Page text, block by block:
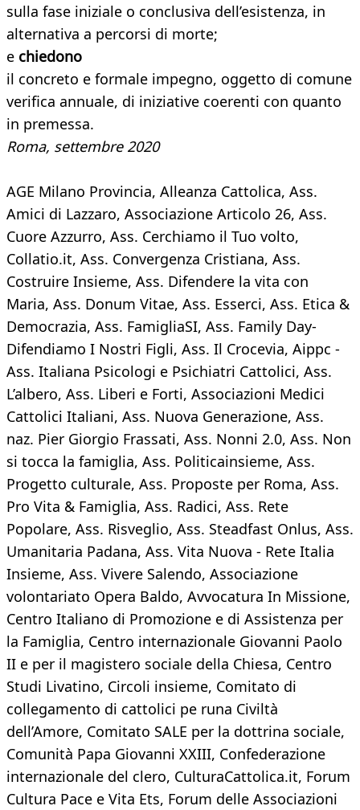
sulla fase iniziale o conclusiva dell’esistenza, in
alternativa a percorsi di morte;
e chiedono
il concreto e formale impegno, oggetto di comune
verifica annuale, di iniziative coerenti con quanto
in premessa.
Roma, settembre 2020
AGE Milano Provincia, Alleanza Cattolica, Ass.
Amici di Lazzaro, Associazione Articolo 26, Ass.
Cuore Azzurro, Ass. Cerchiamo il Tuo volto,
Collatio.it, Ass. Convergenza Cristiana, Ass.
Costruire Insieme, Ass. Difendere la vita con
Maria, Ass. Donum Vitae, Ass. Esserci, Ass. Etica &
Democrazia, Ass. FamigliaSI, Ass. Family Day-
Difendiamo I Nostri Figli, Ass. Il Crocevia, Aippc -
Ass. Italiana Psicologi e Psichiatri Cattolici, Ass.
L’albero, Ass. Liberi e Forti, Associazioni Medici
Cattolici Italiani, Ass. Nuova Generazione, Ass.
naz. Pier Giorgio Frassati, Ass. Nonni 2.0, Ass. Non
si tocca la famiglia, Ass. Politicainsieme, Ass.
Progetto culturale, Ass. Proposte per Roma, Ass.
Pro Vita & Famiglia, Ass. Radici, Ass. Rete
Popolare, Ass. Risveglio, Ass. Steadfast Onlus, Ass.
Umanitaria Padana, Ass. Vita Nuova - Rete Italia
Insieme, Ass. Vivere Salendo, Associazione
volontariato Opera Baldo, Avvocatura In Missione,
Centro Italiano di Promozione e di Assistenza per
la Famiglia, Centro internazionale Giovanni Paolo
II e per il magistero sociale della Chiesa, Centro
Studi Livatino, Circoli insieme, Comitato di
collegamento di cattolici pe runa Civiltà
dell’Amore, Comitato SALE per la dottrina sociale,
Comunità Papa Giovanni XXIII, Confederazione
internazionale del clero, CulturaCattolica.it, Forum
Cultura Pace e Vita Ets, Forum delle Associazioni